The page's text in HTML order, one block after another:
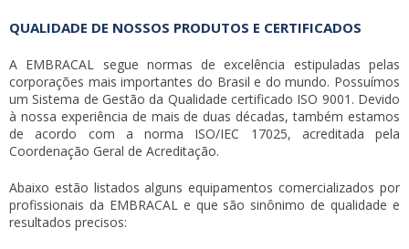
QUALIDADE DE NOSSOS PRODUTOS E CERTIFICADOS
A EMBRACAL segue normas de excelência estipuladas pelas
corporações mais importantes do Brasil e do mundo. Possuímos
um Sistema de Gestão da Qualidade certificado ISO 9001. Devido
à nossa experiência de mais de duas décadas, também estamos
de acordo com a norma ISO/IEC 17025, acreditada pela
Coordenação Geral de Acreditação.
Abaixo estão listados alguns equipamentos comercializados por
profissionais da EMBRACAL e que são sinônimo de qualidade e
resultados precisos: